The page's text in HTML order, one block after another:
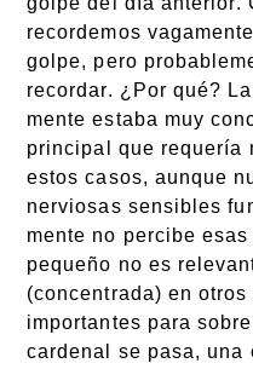
recordemos
golpe, pero
recordar. ¿Por qué?
mente estaba muy
principal que requería
estos casos, aunque
nerviosas sensibles
mente no percibe
pequeño no es
(concentrada) en
importantes para
cardenal se pasa, una